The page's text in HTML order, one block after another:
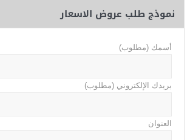
نموذج طلب عروض الاسعار
أسمك (مطلوب)
بريدك الإلكتروني (مطلوب)
العنوان